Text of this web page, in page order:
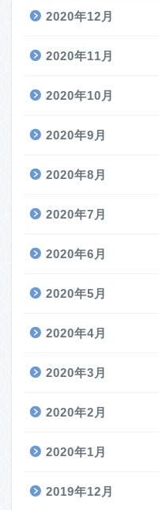
2020年12月
2020年11月
2020年10月
2020年9月
2020年8月
2020年7月
2020年6月
2020年5月
2020年4月
2020年3月
2020年2月
2020年1月
2019年12月